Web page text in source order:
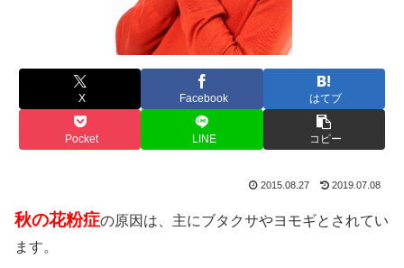
X Facebook はてブ
Pocket LINE コピー
2015.08.27 2019.07.08
秋の花粉症の原因は、主にブタクサやヨモギとされてい
ます。